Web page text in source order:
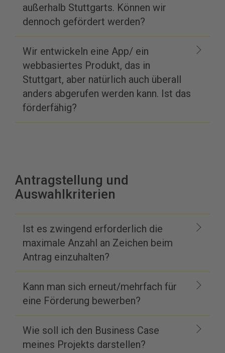
außerhalb Stuttgarts. Können wir
dennoch gefördert werden?
Wir entwickeln eine App/ ein
webbasiertes Produkt, das in
Stuttgart, aber natürlich auch überall
anders abgerufen werden kann. Ist das
förderfähig?
Antragstellung und
Auswahlkriterien
Ist es zwingend erforderlich die
maximale Anzahl an Zeichen beim
Antrag einzuhalten?
Kann man sich erneut/mehrfach für
eine Förderung bewerben?
Wie soll ich den Business Case
meines Projekts darstellen?